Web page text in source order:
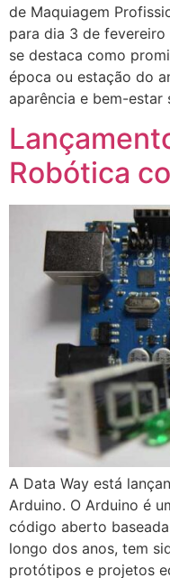
de Maquiagem
para dia 3 de
se destaca como
época ou estação do
aparência e bem-
Robótica
A Data Way está
Arduino. O Arduino é
código aberto
longo dos anos, tem
protótipos e projetos